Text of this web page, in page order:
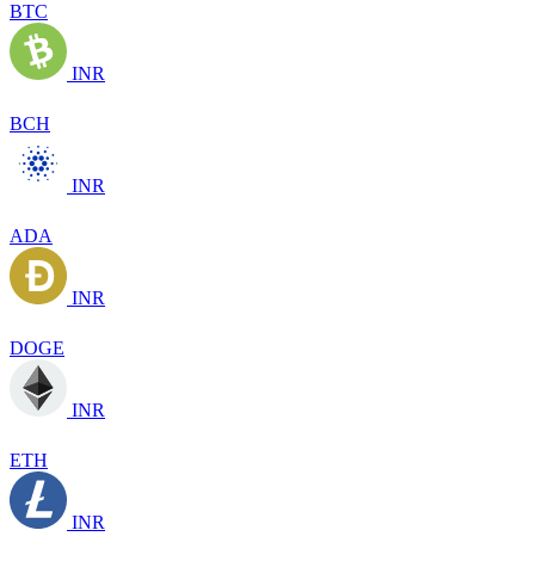
BTC
INR
BCH
INR
ADA
INR
DOGE
INR
ETH
INR